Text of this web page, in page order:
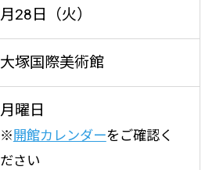
月28日（火）
大塚国際美術館
月曜日
※ 開館カレンダーをご確認く
ださい